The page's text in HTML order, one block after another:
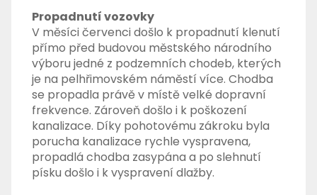
Propadnutí vozovky
V měsíci červenci došlo k propadnutí klenutí
přímo před budovou městského národního
výboru jedné z podzemních chodeb, kterých
je na pelhřimovském náměstí více. Chodba
se propadla právě v místě velké dopravní
frekvence. Zároveň došlo i k poškození
kanalizace. Díky pohotovému zákroku byla
porucha kanalizace rychle vyspravena,
propadlá chodba zasypána a po slehnutí
písku došlo i k vyspravení dlažby.